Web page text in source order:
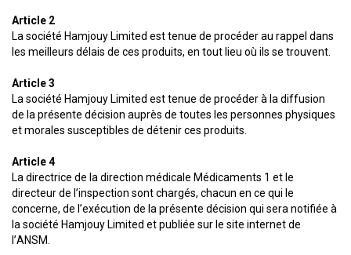
Article 2
La société Hamjouy Limited est tenue de procéder au rappel dans
les meilleurs délais de ces produits, en tout lieu où ils se trouvent.
Article 3
La société Hamjouy Limited est tenue de procéder à la diffusion
de la présente décision auprès de toutes les personnes physiques
et morales susceptibles de détenir ces produits.
Article 4
La directrice de la direction médicale Médicaments 1 et le
directeur de l’inspection sont chargés, chacun en ce qui le
concerne, de l’exécution de la présente décision qui sera notifiée à
la société Hamjouy Limited et publiée sur le site internet de
l’ANSM.